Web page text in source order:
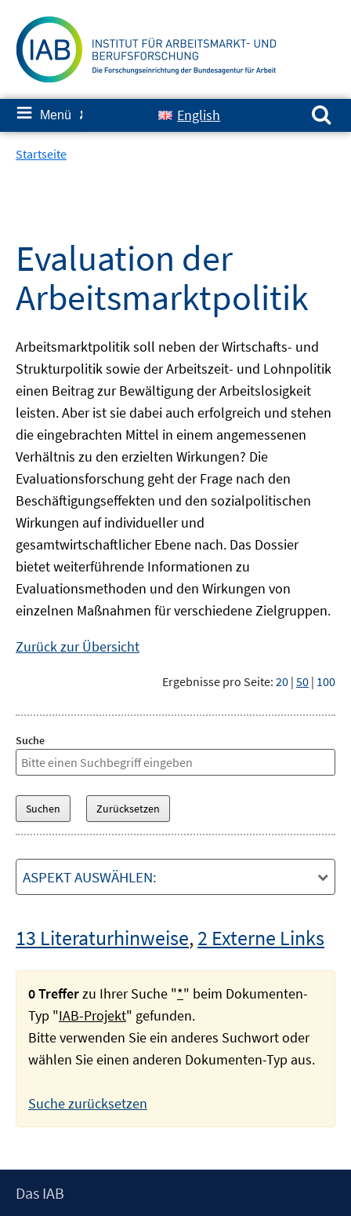
zum
Inhalt
≡ Menü ✘ English
Suchen nach:
Startseite
Evaluation der
Arbeitsmarktpolitik
Arbeitsmarktpolitik soll neben der Wirtschafts- und
Strukturpolitik sowie der Arbeitszeit- und Lohnpolitik
einen Beitrag zur Bewältigung der Arbeitslosigkeit
leisten. Aber ist sie dabei auch erfolgreich und stehen
die eingebrachten Mittel in einem angemessenen
Verhältnis zu den erzielten Wirkungen? Die
Evaluationsforschung geht der Frage nach den
Beschäftigungseffekten und den sozialpolitischen
Wirkungen auf individueller und
gesamtwirtschaftlicher Ebene nach. Das Dossier
bietet weiterführende Informationen zu
Evaluationsmethoden und den Wirkungen von
einzelnen Maßnahmen für verschiedene Zielgruppen.
Zurück zur Übersicht
Ergebnisse pro Seite: 20 | 50 | 100
Suche
ASPEKT AUSWÄHLEN:
13 Literaturhinweise,2 Externe Links
0 Trefferzu Ihrer Suche "*" beim Dokumenten-
Typ "IAB-Projekt" gefunden.
Bitte verwenden Sie ein anderes Suchwort oder
wählen Sie einen anderen Dokumenten-Typ aus.
Suche zurücksetzen
Footer
Das IAB